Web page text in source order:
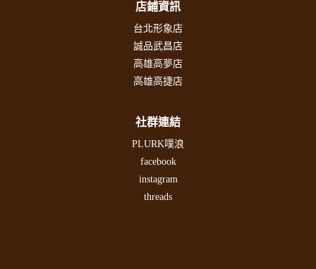
店鋪資訊
台北形象店
誠品武昌店
高雄高夢店
高雄高捷店
社群連結
PLURK噗浪
facebook
instagram
threads